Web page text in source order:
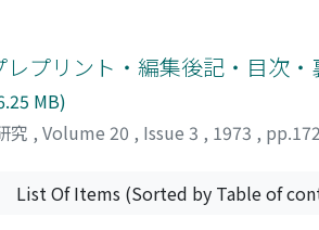
プリント・編集後記・目次・
MB)
究 , Volume 20 , Issue 3 , 1973 ,
List Of Items (Sorted by Table of